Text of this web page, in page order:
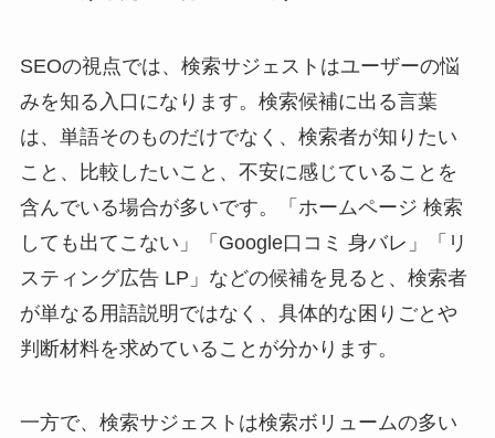
SEOの視点では、検索サジェストはユーザーの悩
みを知る入口になります。検索候補に出る言葉
は、単語そのものだけでなく、検索者が知りたい
こと、比較したいこと、不安に感じていることを
含んでいる場合が多いです。「ホームページ 検索
しても出てこない」「Google口コミ 身バレ」「リ
スティング広告 LP」などの候補を見ると、検索者
が単なる用語説明ではなく、具体的な困りごとや
判断材料を求めていることが分かります。
一方で、検索サジェストは検索ボリュームの多い